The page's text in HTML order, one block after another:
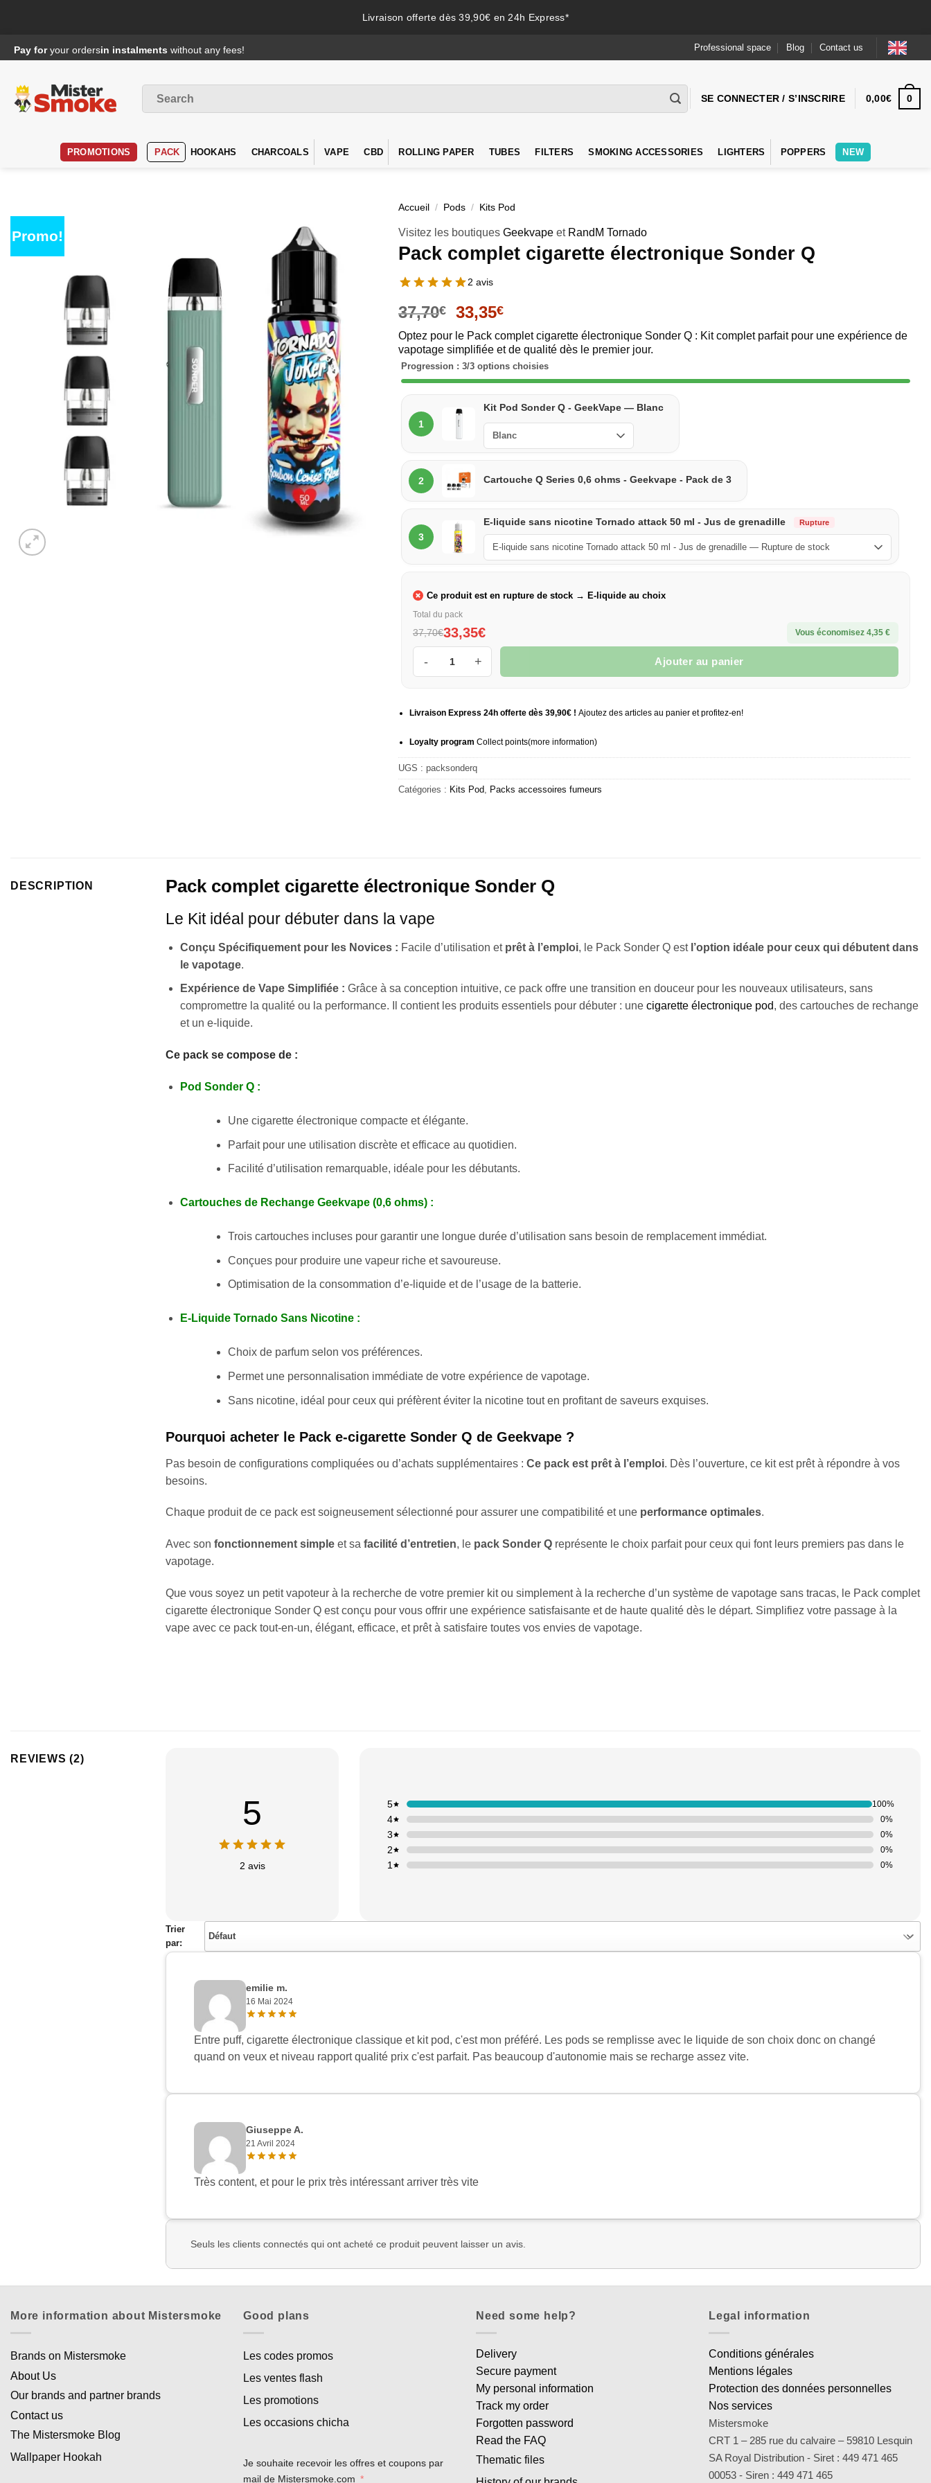
Livraison offerte dès 39,90€ en 24h Express*
au
Pay foryour ordersin instalments without any fees! Professional space Blog Contact us
SE CONNECTER / S’INSCRIRE 0,00€ 0
PROMOTIONS PACK HOOKAHS CHARCOALS VAPE CBD ROLLING PAPER TUBES FILTERS SMOKING ACCESSORIES LIGHTERS POPPERS NEW
Promo!
Accueil / Pods / Kits Pod
Visitez les boutiques Geekvape et RandM Tornado
Pack complet cigarette électronique Sonder Q
2 avis
37,70€ 33,35€
Optez pour le Pack complet cigarette électronique Sonder Q : Kit complet parfait pour une expérience de
vapotage simplifiée et de qualité dès le premier jour.
Progression : 3/3 options choisies
1
Pod
Sonder
Kit Pod Sonder Q - GeekVape — Blanc
2
Lot
Cartouche Q Series 0,6 ohms - Geekvape - Pack de 3
3
E-
liquide
E-liquide sans nicotine Tornado attack 50 ml - Jus de grenadille Rupture
Ce produit est en rupture de stock → E-liquide au choix
Total du pack
37,70€33,35€ Vous économisez 4,35 €
quantité de Pack complet cigarette électronique Sonder Q
Ajouter au panier
Livraison Express 24h offerte dès 39,90€ ! Ajoutez des articles au panier et profitez-en!
Loyalty program Collect points(more information)
UGS : packsonderq
Catégories : Kits Pod, Packs accessoires fumeurs
DESCRIPTION Pack complet cigarette électronique Sonder Q
Le Kit idéal pour débuter dans la vape
Conçu Spécifiquement pour les Novices : Facile d’utilisation et prêt à l’emploi, le Pack Sonder Q est l’option idéale pour ceux qui débutent dans
le vapotage.
Expérience de Vape Simplifiée : Grâce à sa conception intuitive, ce pack offre une transition en douceur pour les nouveaux utilisateurs, sans
compromettre la qualité ou la performance. Il contient les produits essentiels pour débuter : une cigarette électronique pod, des cartouches de rechange
et un e-liquide.
Ce pack se compose de :
Pod Sonder Q :
Une cigarette électronique compacte et élégante.
Parfait pour une utilisation discrète et efficace au quotidien.
Facilité d’utilisation remarquable, idéale pour les débutants.
Cartouches de Rechange Geekvape (0,6 ohms) :
Trois cartouches incluses pour garantir une longue durée d’utilisation sans besoin de remplacement immédiat.
Conçues pour produire une vapeur riche et savoureuse.
Optimisation de la consommation d’e-liquide et de l’usage de la batterie.
E-Liquide Tornado Sans Nicotine :
Choix de parfum selon vos préférences.
Permet une personnalisation immédiate de votre expérience de vapotage.
Sans nicotine, idéal pour ceux qui préfèrent éviter la nicotine tout en profitant de saveurs exquises.
Pourquoi acheter le Pack e-cigarette Sonder Q de Geekvape ?
Pas besoin de configurations compliquées ou d’achats supplémentaires : Ce pack est prêt à l’emploi. Dès l’ouverture, ce kit est prêt à répondre à vos
besoins.
Chaque produit de ce pack est soigneusement sélectionné pour assurer une compatibilité et une performance optimales.
Avec son fonctionnement simple et sa facilité d’entretien, le pack Sonder Q représente le choix parfait pour ceux qui font leurs premiers pas dans le
vapotage.
Que vous soyez un petit vapoteur à la recherche de votre premier kit ou simplement à la recherche d’un système de vapotage sans tracas, le Pack complet
cigarette électronique Sonder Q est conçu pour vous offrir une expérience satisfaisante et de haute qualité dès le départ. Simplifiez votre passage à la
vape avec ce pack tout-en-un, élégant, efficace, et prêt à satisfaire toutes vos envies de vapotage.
REVIEWS (2)
5
2 avis 1 0%
2 0%
3 0%
4 0%
5 100%
Trier
par:
Défaut
emilie m.
16 Mai 2024
Entre puff, cigarette électronique classique et kit pod, c'est mon préféré. Les pods se remplisse avec le liquide de son choix donc on changé
quand on veux et niveau rapport qualité prix c'est parfait. Pas beaucoup d'autonomie mais se recharge assez vite.
Giuseppe A.
21 Avril 2024
Très content, et pour le prix très intéressant arriver très vite
Seuls les clients connectés qui ont acheté ce produit peuvent laisser un avis.
More information about Mistersmoke
Brands on Mistersmoke
About Us
Our brands and partner brands
Contact us
The Mistersmoke Blog
Wallpaper Hookah
Good plans
Les codes promos
Les ventes flash
Les promotions
Les occasions chicha
Je souhaite recevoir les offres et coupons par
mail de Mistersmoke.com
Need some help?
Delivery
Secure payment
My personal information
Track my order
Forgotten password
Read the FAQ
Thematic files
Legal information
Conditions générales
Mentions légales
Protection des données personnelles
Nos services
Mistersmoke
CRT 1 – 285 rue du calvaire – 59810 Lesquin
SA Royal Distribution - Siret : 449 471 465
00053 - Siren : 449 471 465